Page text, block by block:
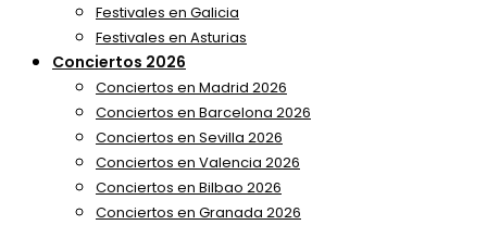
Festivales en Galicia
Festivales en Asturias
Conciertos 2026
Conciertos en Madrid 2026
Conciertos en Barcelona 2026
Conciertos en Sevilla 2026
Conciertos en Valencia 2026
Conciertos en Bilbao 2026
Conciertos en Granada 2026